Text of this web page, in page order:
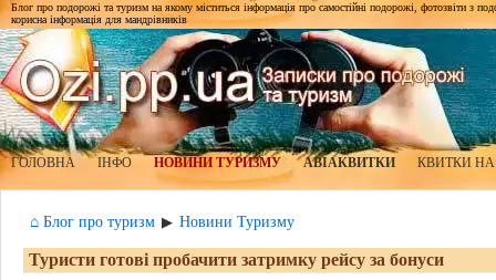
Блог про подорожі та туризм на якому міститься інформація про самостійні подорожі, фотозвіти з
корисна інформація для мандрівників
ГОЛОВНА ІНФО НОВИНИ ТУРИЗМУ АВІАКВИТКИ КВИТКИ
⌂ Блог про туризм ▶ Новини Туризму
Туристи готові пробачити затримку рейсу за бонуси